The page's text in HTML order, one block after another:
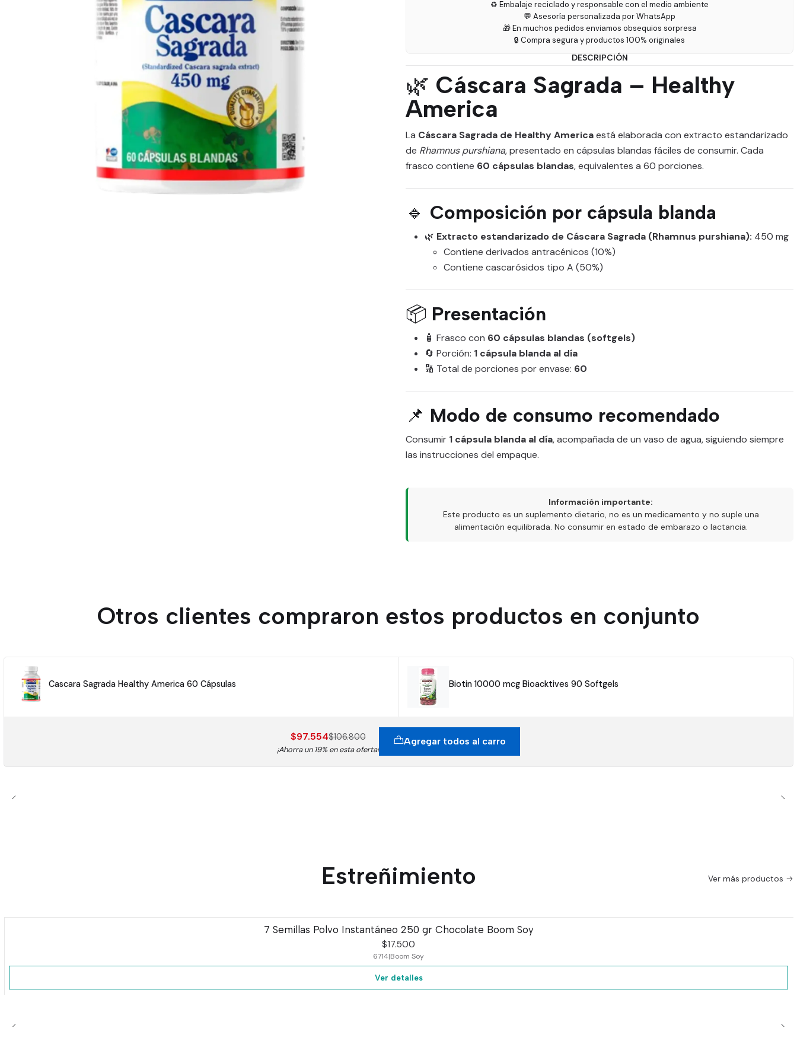
♻️ Embalaje reciclado y responsable con el medio ambiente
💬 Asesoría personalizada por WhatsApp
🎁 En muchos pedidos enviamos obsequios sorpresa
🔒 Compra segura y productos 100% originales
DESCRIPCIÓN
🌿 Cáscara Sagrada – Healthy
America
La Cáscara Sagrada de Healthy Americaestá elaborada con extracto estandarizado
de Rhamnus purshiana, presentado en cápsulas blandas fáciles de consumir. Cada
frasco contiene 60 cápsulas blandas, equivalentes a 60 porciones.
🔹 Composición por cápsula blanda
🌿 Extracto estandarizado de Cáscara Sagrada (Rhamnus purshiana): 450 mg
Contiene derivados antracénicos (10%)
Contiene cascarósidos tipo A (50%)
📦 Presentación
🧴 Frasco con 60 cápsulas blandas (softgels)
🔄 Porción: 1 cápsula blanda al día
🔢 Total de porciones por envase: 60
📌 Modo de consumo recomendado
Consumir 1 cápsula blanda al día, acompañada de un vaso de agua, siguiendo siempre
las instrucciones del empaque.
Información importante:
Este producto es un suplemento dietario, no es un medicamento y no suple una
alimentación equilibrada. No consumir en estado de embarazo o lactancia.
Otros clientes compraron estos productos en conjunto
Cascara Sagrada Healthy America 60 Cápsulas Biotin 10000 mcg Bioacktives 90 Softgels
$97.554$106.800
¡Ahorra un 19% en esta oferta!
Agregar todos al carro
Estreñimiento Ver más productos
7 Semillas Polvo Instantáneo 250 gr Chocolate Boom Soy
$17.500
6714|Boom Soy
Ver detalles